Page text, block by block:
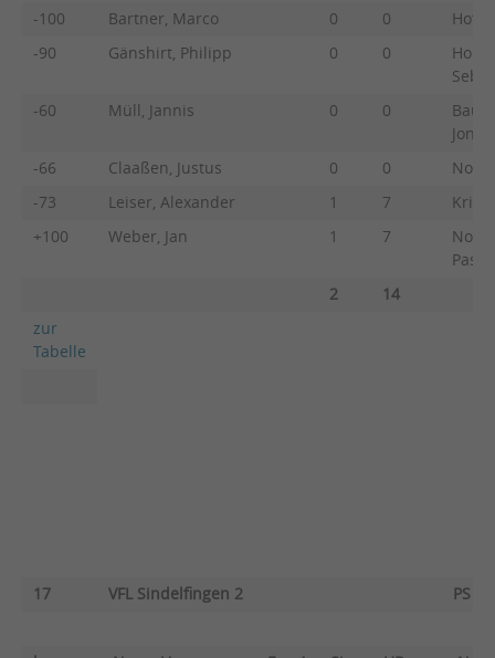
-100
Bartner, Marco 0 0
-90
Gänshirt, Philipp 0 0
-60
Müll, Jannis 0 0
-66
Claaßen, Justus 0 0
-73
Leiser, Alexander 1 7
+100
Weber, Jan 1 7
2
14
zur
Tabelle
17 VFL Sindelfingen 2 PS